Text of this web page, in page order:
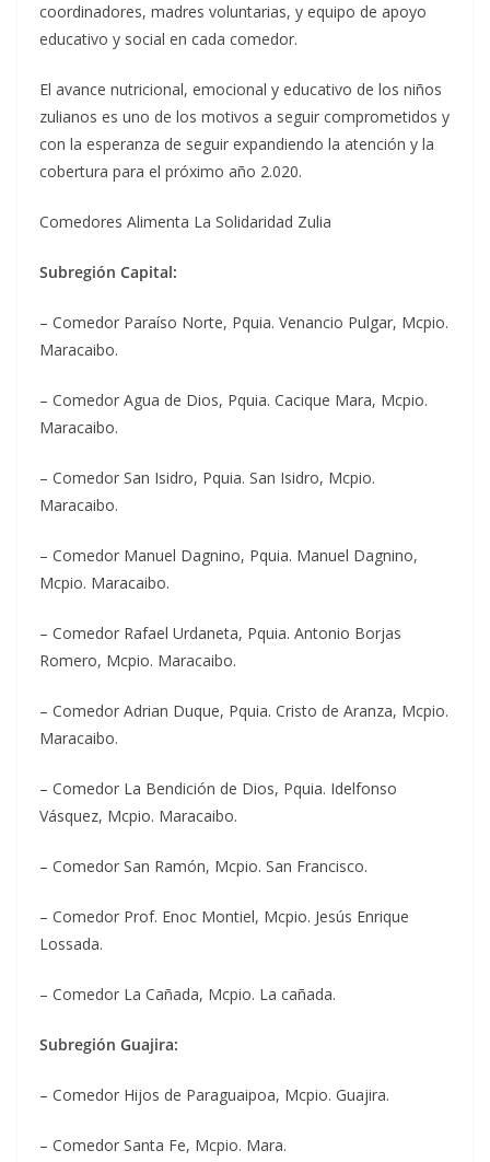
coordinadores, madres voluntarias, y equipo de apoyo
educativo y social en cada comedor.
El avance nutricional, emocional y educativo de los niños
zulianos es uno de los motivos a seguir comprometidos y
con la esperanza de seguir expandiendo la atención y la
cobertura para el próximo año 2.020.
Comedores Alimenta La Solidaridad Zulia
Subregión Capital:
– Comedor Paraíso Norte, Pquia. Venancio Pulgar, Mcpio.
Maracaibo.
– Comedor Agua de Dios, Pquia. Cacique Mara, Mcpio.
Maracaibo.
– Comedor San Isidro, Pquia. San Isidro, Mcpio.
Maracaibo.
– Comedor Manuel Dagnino, Pquia. Manuel Dagnino,
Mcpio. Maracaibo.
– Comedor Rafael Urdaneta, Pquia. Antonio Borjas
Romero, Mcpio. Maracaibo.
– Comedor Adrian Duque, Pquia. Cristo de Aranza, Mcpio.
Maracaibo.
– Comedor La Bendición de Dios, Pquia. Idelfonso
Vásquez, Mcpio. Maracaibo.
– Comedor San Ramón, Mcpio. San Francisco.
– Comedor Prof. Enoc Montiel, Mcpio. Jesús Enrique
Lossada.
– Comedor La Cañada, Mcpio. La cañada.
Subregión Guajira:
– Comedor Hijos de Paraguaipoa, Mcpio. Guajira.
– Comedor Santa Fe, Mcpio. Mara.